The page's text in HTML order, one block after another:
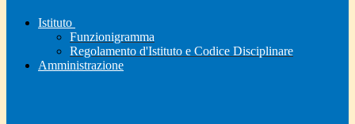
Istituto
Funzionigramma
Regolamento d'Istituto e Codice Disciplinare
Amministrazione